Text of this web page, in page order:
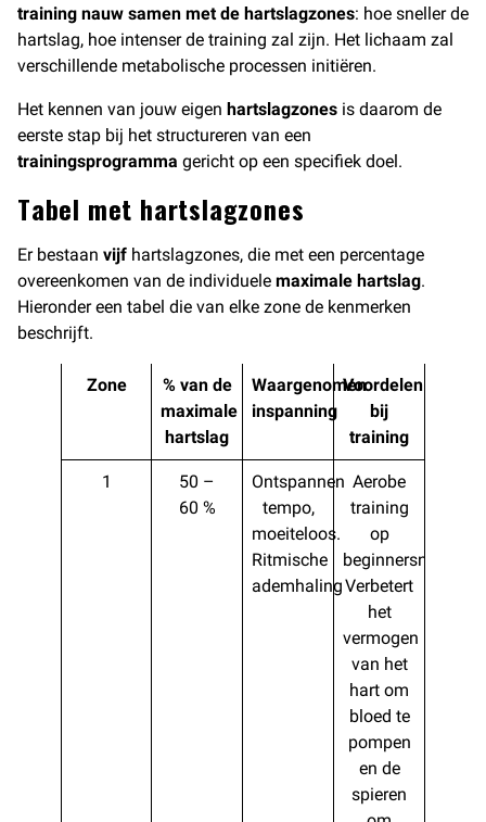
training nauw samen met de hartslagzones: hoe sneller de
hartslag, hoe intenser de training zal zijn. Het lichaam zal
verschillende metabolische processen initiëren.
Het kennen van jouw eigen hartslagzones is daarom de
eerste stap bij het structureren van een
trainingsprogramma gericht op een specifiek doel.
Tabel met hartslagzones
Er bestaan vijf hartslagzones, die met een percentage
overeenkomen van de individuele maximale hartslag.
Hieronder een tabel die van elke zone de kenmerken
beschrijft.
Zone
% van de
maximale
hartslag
Waargenomen
inspanning
Voordelen
bij
training
1
50 –
60 %
Ontspannen
tempo,
moeiteloos.
Ritmische
ademhaling
Aerobe
training
op
beginnersniveau.
Verbetert
het
vermogen
van het
hart om
bloed te
pompen
en de
spieren